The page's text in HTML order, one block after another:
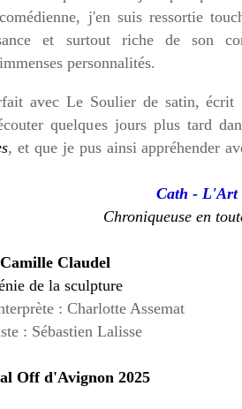
j'en suis ressortie
et surtout riche de son
personnalités.
avec Le Soulier de satin,
quelques jours plus tard
, et que je pus ainsi appréhender
Cath - L'Art
Chroniqueuse en
Camille Claudel
de la sculpture
: Charlotte Assemat
: Sébastien Lalisse
Off d'Avignon 2025